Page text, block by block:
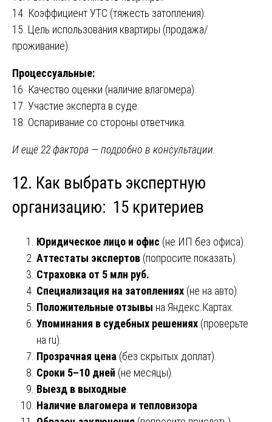
14. Коэффициент УТС (тяжесть затопления).
15. Цель использования квартиры (продажа/
проживание).
Процессуальные:
16. Качество оценки (наличие влагомера).
17. Участие эксперта в суде.
18. Оспаривание со стороны ответчика.
И ещё 22 фактора — подробно в консультации.
12. Как выбрать экспертную
организацию: 15 критериев
Юридическое лицо и офис (не ИП без офиса).
Аттестаты экспертов (попросите показать).
Страховка от 5 млн руб.
Специализация на затоплениях (не на авто).
Положительные отзывы на Яндекс.Картах.
Упоминания в судебных решениях (проверьте
на ru).
Прозрачная цена (без скрытых доплат).
Сроки 5–10 дней (не месяцы).
Выезд в выходные
Наличие влагомера и тепловизора